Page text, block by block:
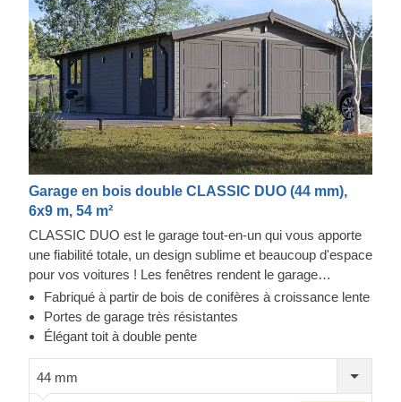
Garage en bois double CLASSIC DUO (44 mm),
6x9 m, 54 m²
CLASSIC DUO est le garage tout-en-un qui vous apporte
une fiabilité totale, un design sublime et beaucoup d'espace
pour vos voitures ! Les fenêtres rendent le garage
lumineux et accueillant, et la construction robuste assure la
sécurité de vos voitures. Préparez-vous à faire moins
d'allers-retours à la station de lavage et à être fier de
invités. CLASSIC DUO est un petit bijou qui apporte de
grands avantages !
Fabriqué à partir de bois de conifères à croissance lente
Portes de garage très résistantes
Élégant toit à double pente
44 mm